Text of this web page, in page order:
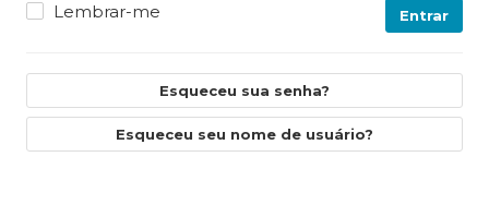
Lembrar-me Entrar
Esqueceu sua senha?
Esqueceu seu nome de usuário?